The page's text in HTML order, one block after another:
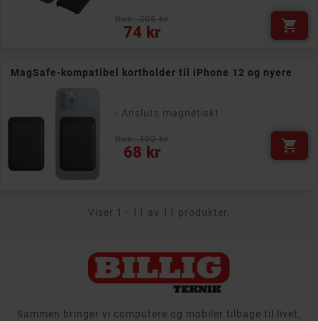
74 kr
Pris 
MagSafe-kompatibel kortholder til iPhone 12 og nyere
- Ansluts magnetiskt
68 kr
Pris 
Viser 1 - 11 av 11 produkter.
Sammen bringer vi computere og mobiler tilbage til livet,